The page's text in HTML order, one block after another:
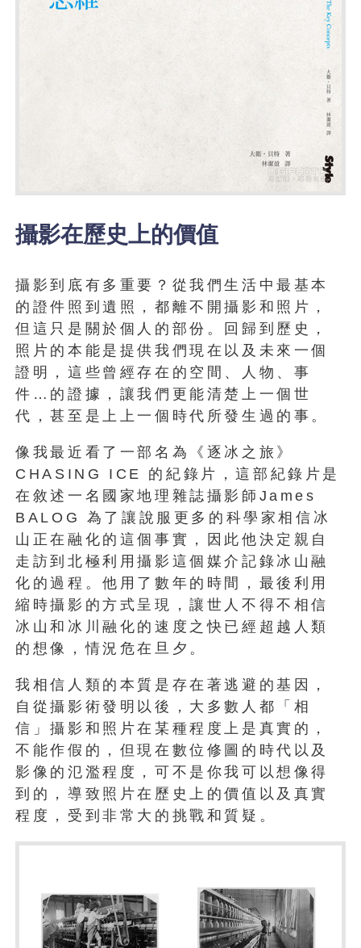
攝影在歷史上的價值
攝影到底有多重要？從我們生活中最基本
的證件照到遺照，都離不開攝影和照片，
但這只是關於個人的部份。回歸到歷史，
照片的本能是提供我們現在以及未來一個
證明，這些曾經存在的空間、人物、事
件…的證據，讓我們更能清楚上一個世
代，甚至是上上一個時代所發生過的事。
像我最近看了一部名為《逐冰之旅》
CHASING ICE 的紀錄片，這部紀錄片是
在敘述一名國家地理雜誌攝影師James
BALOG 為了讓說服更多的科學家相信冰
山正在融化的這個事實，因此他決定親自
走訪到北極利用攝影這個媒介記錄冰山融
化的過程。他用了數年的時間，最後利用
縮時攝影的方式呈現，讓世人不得不相信
冰山和冰川融化的速度之快已經超越人類
的想像，情況危在旦夕。
我相信人類的本質是存在著逃避的基因，
自從攝影術發明以後，大多數人都「相
信」攝影和照片在某種程度上是真實的，
不能作假的，但現在數位修圖的時代以及
影像的氾濫程度，可不是你我可以想像得
到的，導致照片在歷史上的價值以及真實
程度，受到非常大的挑戰和質疑。